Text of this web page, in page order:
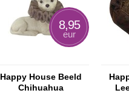
8,95
eur
Happy House Beeld
Chihuahua